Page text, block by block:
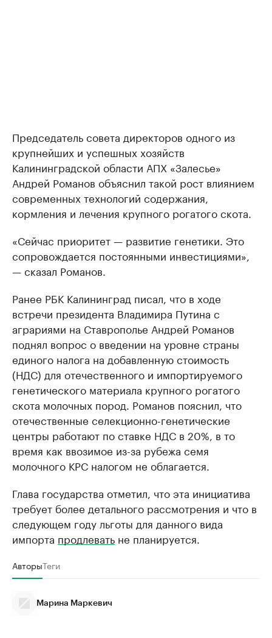
Председатель совета директоров одного из
крупнейших и успешных хозяйств
Калининградской области АПХ «Залесье»
Андрей Романов объяснил такой рост влиянием
современных технологий содержания,
кормления и лечения крупного рогатого скота.
«Сейчас приоритет — развитие генетики. Это
сопровождается постоянными инвестициями»,
— сказал Романов.
Ранее РБК Калининград писал, что в ходе
встречи президента Владимира Путина с
аграриями на Ставрополье Андрей Романов
поднял вопрос о введении на уровне страны
единого налога на добавленную стоимость
(НДС) для отечественного и импортируемого
генетического материала крупного рогатого
скота молочных пород. Романов пояснил, что
отечественные селекционно-генетические
центры работают по ставке НДС в 20%, в то
время как ввозимое из-за рубежа семя
молочного КРС налогом не облагается.
Глава государства отметил, что эта инициатива
требует более детального рассмотрения и что в
следующем году льготы для данного вида
импорта продлевать не планируется.
АвторыТеги
Марина Маркевич